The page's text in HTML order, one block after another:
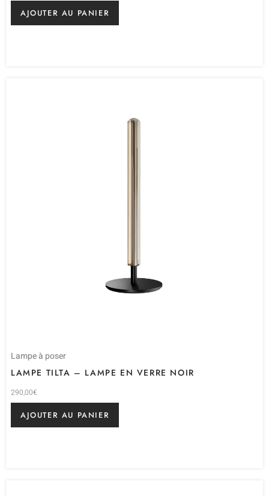
AJOUTER AU PANIER
Lampe à poser
LAMPE TILTA – LAMPE EN VERRE NOIR
290,00€
AJOUTER AU PANIER